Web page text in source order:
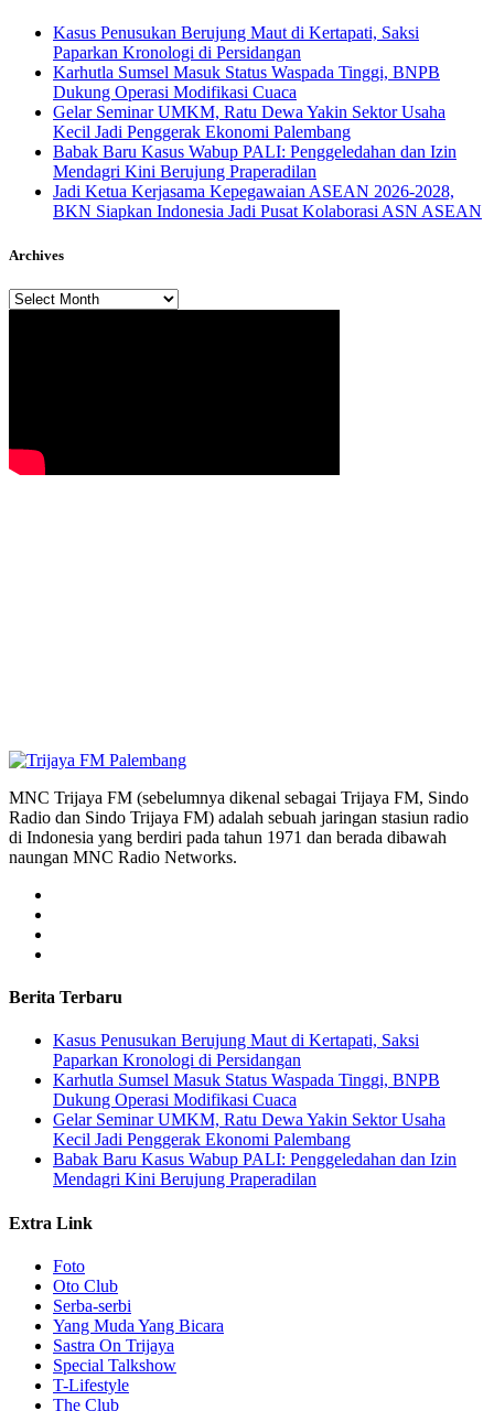
Kasus Penusukan Berujung Maut di Kertapati, Saksi
Paparkan Kronologi di Persidangan
Karhutla Sumsel Masuk Status Waspada Tinggi, BNPB
Dukung Operasi Modifikasi Cuaca
Gelar Seminar UMKM, Ratu Dewa Yakin Sektor Usaha
Kecil Jadi Penggerak Ekonomi Palembang
Babak Baru Kasus Wabup PALI: Penggeledahan dan Izin
Mendagri Kini Berujung Praperadilan
Jadi Ketua Kerjasama Kepegawaian ASEAN 2026-2028,
BKN Siapkan Indonesia Jadi Pusat Kolaborasi ASN ASEAN
Archives
Archives
MNC Trijaya FM (sebelumnya dikenal sebagai Trijaya FM, Sindo
Radio dan Sindo Trijaya FM) adalah sebuah jaringan stasiun radio
di Indonesia yang berdiri pada tahun 1971 dan berada dibawah
naungan MNC Radio Networks.
Berita Terbaru
Kasus Penusukan Berujung Maut di Kertapati, Saksi
Paparkan Kronologi di Persidangan
Karhutla Sumsel Masuk Status Waspada Tinggi, BNPB
Dukung Operasi Modifikasi Cuaca
Gelar Seminar UMKM, Ratu Dewa Yakin Sektor Usaha
Kecil Jadi Penggerak Ekonomi Palembang
Babak Baru Kasus Wabup PALI: Penggeledahan dan Izin
Mendagri Kini Berujung Praperadilan
Extra Link
Foto
Oto Club
Serba-serbi
Yang Muda Yang Bicara
Sastra On Trijaya
Special Talkshow
T-Lifestyle
The Club